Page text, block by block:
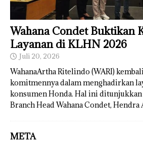
Wahana Condet Buktikan
Layanan di KLHN 2026
Juli 20, 2026
WahanaArtha Ritelindo (WARI)
komitmennya dalam menghadirkan
konsumen Honda. Hal ini
Branch Head Wahana Condet,
META